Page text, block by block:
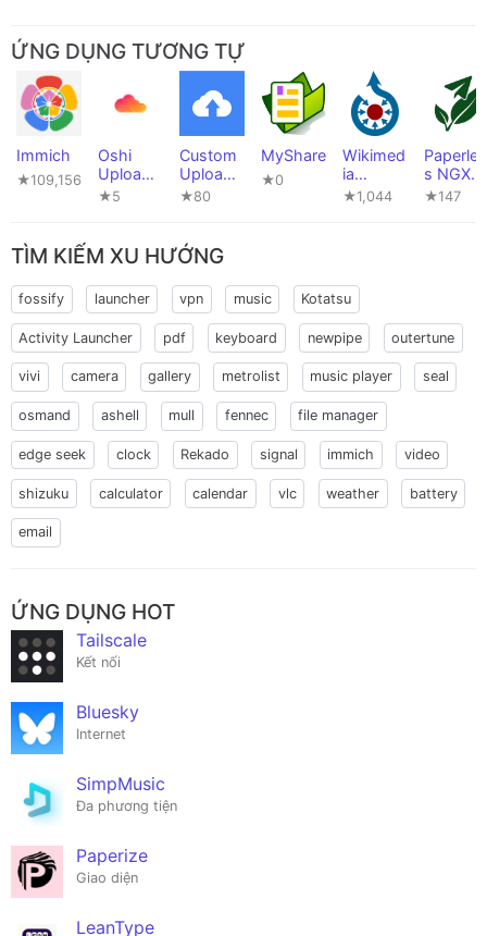
ỨNG DỤNG TƯƠNG TỰ
Immich
★109,156
Oshi
Uploade
r★5
Custom
Uploade
r★80
MyShare
★0
Wikimed
ia
Commo
★1,044
Paperles
s NGX
Uploade
★147
TÌM KIẾM XU HƯỚNG
fossify launcher vpn music Kotatsu
Activity Launcher pdf keyboard newpipe outertune
vivi camera gallery metrolist music player seal
osmand ashell mull fennec file manager
edge seek clock Rekado signal immich video
shizuku calculator calendar vlc weather battery
email
ỨNG DỤNG HOT
Tailscale
Kết nối
Bluesky
Internet
SimpMusic
Đa phương tiện
Paperize
Giao diện
LeanType